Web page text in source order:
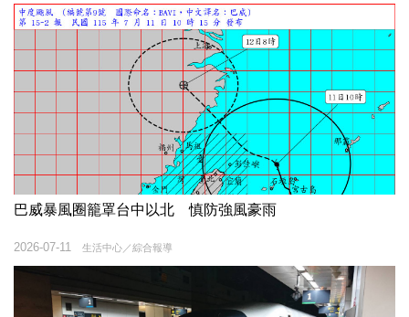
巴威暴風圈籠罩台中以北 慎防強風豪雨
生活中心／綜合報導
2026-07-11